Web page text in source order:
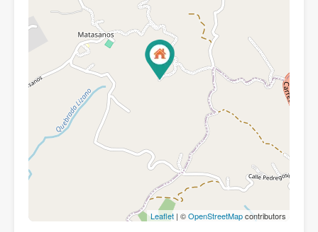
Leaflet | ©OpenStreetMapcontributors